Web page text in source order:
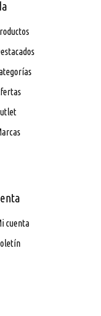
cuenta